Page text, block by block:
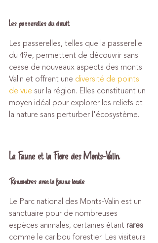
Les passerelles du circuit
Les passerelles, telles que la passerelle
du 49e, permettent de découvrir sans
cesse de nouveaux aspects des monts
Valin et offrent une diversité de points
de vue sur la région. Elles constituent un
moyen idéal pour explorer les reliefs et
la nature sans perturber l'écosystème.
La Faune et la Flore des Monts-Valin
Rencontres avec la faune locale
Le Parc national des Monts-Valin est un
sanctuaire pour de nombreuses
espèces animales, certaines étant rares
comme le caribou forestier. Les visiteurs